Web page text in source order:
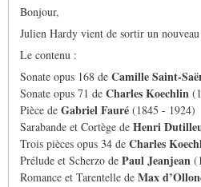
Bonjour,
Julien Hardy vient de sortir un
Le contenu :
Sonate opus 168 de Camille Saint-
Sonate opus 71 de Charles Koechlin
Pièce de Gabriel Fauré (1845 - 1924)
Sarabande et Cortège de Henri
Trois pièces opus 34 de Charles
Prélude et Scherzo de Paul Jeanjean
Romance et Tarentelle de Max